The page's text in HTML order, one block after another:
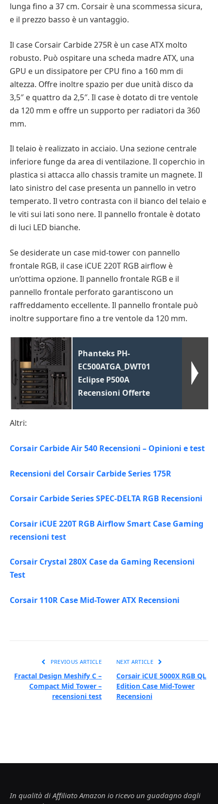
lunga fino a 37 cm. Corsair è una scommessa sicura,
e il prezzo basso è un vantaggio.
Il case Corsair Carbide 275R è un case ATX molto
robusto. Può ospitare una scheda madre ATX, una
GPU e un dissipatore per CPU fino a 160 mm di
altezza. Offre inoltre spazio per due unità disco da
3,5″ e quattro da 2,5″. Il case è dotato di tre ventole
da 120 mm e offre un supporto per radiatori da 360
mm.
Il telaio è realizzato in acciaio. Una sezione centrale
inferiore funge da area di ventilazione. Il coperchio in
plastica si attacca allo chassis tramite un magnete. Il
lato sinistro del case presenta un pannello in vetro
temperato. Il vetro contrasta con il bianco del telaio e
le viti sui lati sono nere. Il pannello frontale è dotato
di luci LED bianche.
Se desiderate un case mid-tower con pannello
frontale RGB, il case iCUE 220T RGB airflow è
un’ottima opzione. Il pannello frontale RGB e il
pannello frontale perforato garantiscono un
raffreddamento eccellente. Il pannello frontale può
inoltre supportare fino a tre ventole da 120 mm.
Phanteks PH-
EC500ATGA_DWT01
Eclipse P500A
Recensioni Offerte
Altri:
Corsair Carbide Air 540 Recensioni – Opinioni e test
Recensioni del Corsair Carbide Series 175R
Corsair Carbide Series SPEC-DELTA RGB Recensioni
Corsair iCUE 220T RGB Airflow Smart Case Gaming
recensioni test
Corsair Crystal 280X Case da Gaming Recensioni
Test
Corsair 110R Case Mid-Tower ATX Recensioni
PREVIOUS ARTICLE
Fractal Design Meshify C –
Compact Mid Tower –
recensioni test
NEXT ARTICLE
Corsair iCUE 5000X RGB QL
Edition Case Mid-Tower
Recensioni
In qualità di Affiliato Amazon io ricevo un guadagno dagli